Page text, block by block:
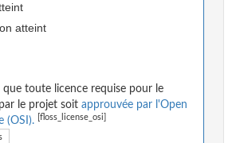
atteint
que toute licence requise pour le
le projet soit approuvée par l'Open
(OSI).
[floss_license_osi]